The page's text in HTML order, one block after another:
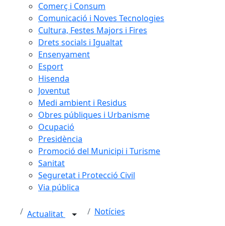
Comerç i Consum
Comunicació i Noves Tecnologies
Cultura, Festes Majors i Fires
Drets socials i Igualtat
Ensenyament
Esport
Hisenda
Joventut
Medi ambient i Residus
Obres públiques i Urbanisme
Ocupació
Presidència
Promoció del Municipi i Turisme
Sanitat
Seguretat i Protecció Civil
Via pública
Actualitat Notícies